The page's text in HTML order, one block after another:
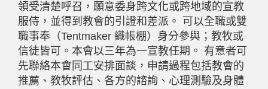
領受清楚呼召，願意委身跨文化或跨地域的宣教
服侍，並得到教會的引證和差派。 可以全職或雙
職事奉（Tentmaker 織帳棚）身分參與；教牧或
信徒皆可。本會以三年為一宣教任期。 有意者可
先聯絡本會同工安排面談，申請過程包括教會的
推薦、教牧評估、各方的諮詢、心理測驗及身體